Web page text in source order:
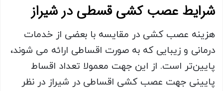
شرایط عصب کشی قسطی در شیراز
هزینه عصب کشی در مقایسه با بعضی از خدمات
درمانی و زیبایی که به صورت اقساطی ارائه می شوند،
پایین‌تر است. از این جهت معمولا تعداد اقساط
پایینی جهت عصب کشی اقساطی در شیراز در نظر